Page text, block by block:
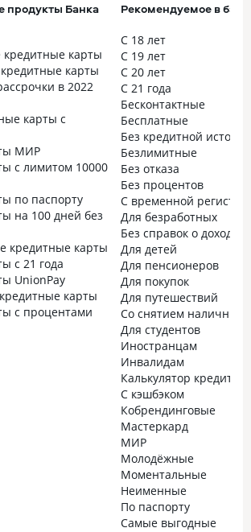
продукты Банка
карты
карты
в 2022
карты с
МИР
с лимитом 10000
по паспорту
на 100 дней без
кредитные карты
с 21 года
UnionPay
карты
с процентами
Рекомендуемое в
С 18 лет
С 19 лет
С 20 лет
С 21 года
Бесконтактные
Бесплатные
Без кредитной
Безлимитные
Без отказа
Без процентов
С временной
Для безработных
Без справок о доходах
Для детей
Для пенсионеров
Для покупок
Для путешествий
Со снятием наличных
Для студентов
Иностранцам
Инвалидам
Калькулятор
С кэшбэком
Кобрендинговые
Мастеркард
МИР
Молодёжные
Моментальные
Неименные
По паспорту
Самые выгодные